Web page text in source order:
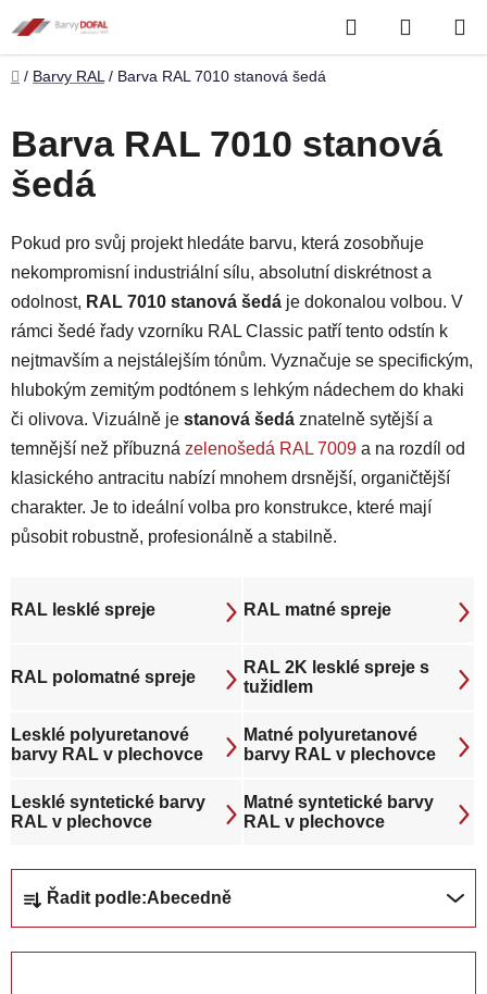
na
obsah
Hledat
KOŠÍK
Domů
/ Barvy RAL / Barva RAL 7010 stanová šedá
Barva RAL 7010 stanová
šedá
Pokud pro svůj projekt hledáte barvu, která zosobňuje
nekompromisní industriální sílu, absolutní diskrétnost a
odolnost, RAL 7010 stanová šedá je dokonalou volbou. V
rámci šedé řady vzorníku RAL Classic patří tento odstín k
nejtmavším a nejstálejším tónům. Vyznačuje se specifickým,
hlubokým zemitým podtónem s lehkým nádechem do khaki
či olivova. Vizuálně je stanová šedá znatelně sytější a
temnější než příbuzná zelenošedá RAL 7009 a na rozdíl od
klasického antracitu nabízí mnohem drsnější, organičtější
charakter. Je to ideální volba pro konstrukce, které mají
působit robustně, profesionálně a stabilně.
RAL lesklé spreje RAL matné spreje
RAL polomatné spreje
RAL 2K lesklé spreje s
tužidlem
Lesklé polyuretanové
barvy RAL v plechovce
Matné polyuretanové
barvy RAL v plechovce
Lesklé syntetické barvy
RAL v plechovce
Matné syntetické barvy
RAL v plechovce
Řadit podle:Abecedně